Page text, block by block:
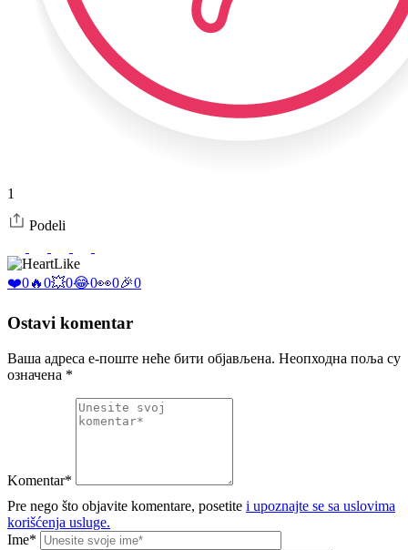
1
Podeli
Like
❤️0🔥0💥0😂0👀0🎉0
Ostavi komentar
Ваша адреса е-поште неће бити објављена. Неопходна поља су
означена *
Komentar*
Pre nego što objavite komentare, posetite i upoznajte se sa uslovima
korišćenja usluge.
Ime*